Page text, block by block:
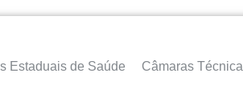
Estaduais de Saúde Câmaras